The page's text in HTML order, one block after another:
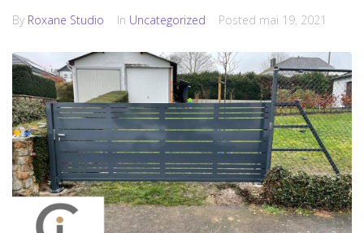
By Roxane Studio In Uncategorized Posted mai 19, 2021